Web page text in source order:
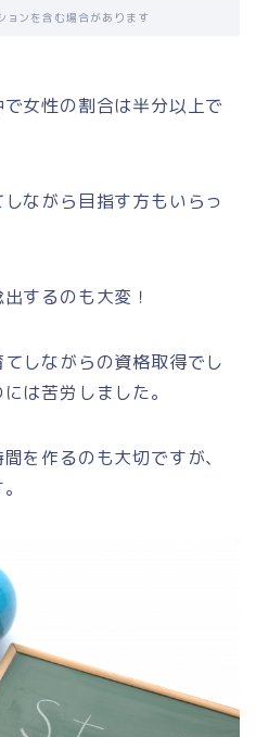
ョンを含む場合があります
女性の割合は半分以上で
ながら目指す方もいらっ
するのも大変！
しながらの資格取得でし
は苦労しました。
を作るのも大切ですが、